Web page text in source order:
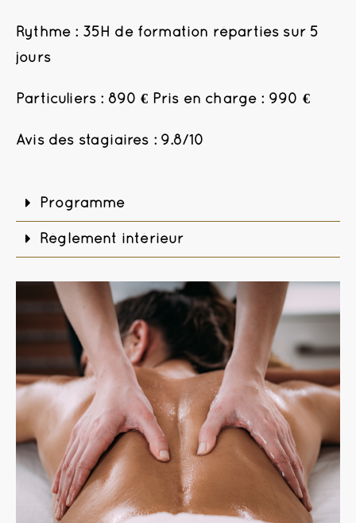
Rythme : 35H de formation réparties sur 5
jours
Particuliers : 890 € Pris en charge : 990 €
Avis des stagiaires : 9.8/10
Programme
Règlement intérieur